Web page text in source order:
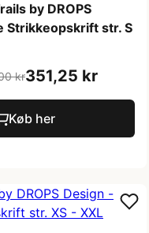
by DROPS
Strikkeopskrift str. S
kr351,25 kr
Køb her